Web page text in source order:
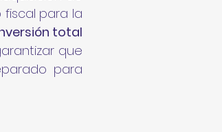
para la
total
que
para